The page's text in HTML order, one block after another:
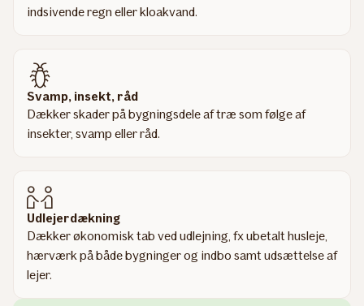
indsivende regn eller kloakvand.
Svamp, insekt, råd
Dækker skader på bygningsdele af træ som følge af
insekter, svamp eller råd.
Udlejerdækning
Dækker økonomisk tab ved udlejning, fx ubetalt husleje,
hærværk på både bygninger og indbo samt udsættelse af
lejer.